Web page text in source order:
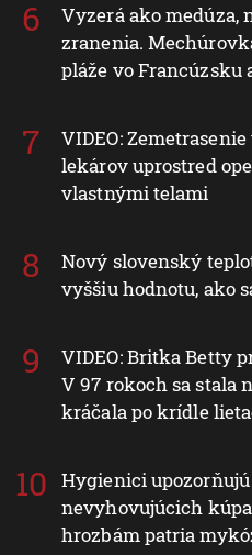
Vyzerá ako medúza,
zranenia.
pláže vo Francúzsku
VIDEO:
lekárov uprostred
vlastnými telami
Nový slovenský
vyššiu hodnotu, ako
VIDEO: Britka Betty
V 97 rokoch sa stala
kráčala po krídle
Hygienici
nevyhovujúcich
hrozbám patria